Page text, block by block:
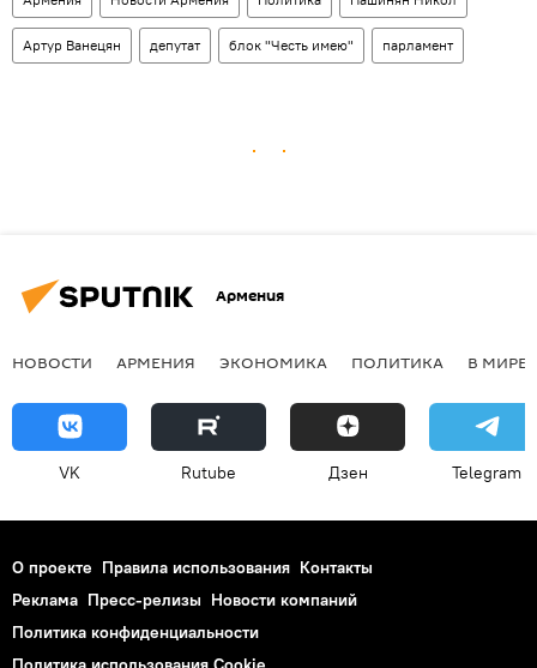
Артур Ванецян депутат блок "Честь имею" парламент
Армения
НОВОСТИ АРМЕНИЯ ЭКОНОМИКА ПОЛИТИКА В МИРЕ
VK Rutube Дзен Telegram
О проекте Правила использования Контакты
Реклама Пресс-релизы Новости компаний
Политика конфиденциальности